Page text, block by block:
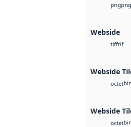
pngpng
Webside
tifftif
Webside
octet
Webside
octet